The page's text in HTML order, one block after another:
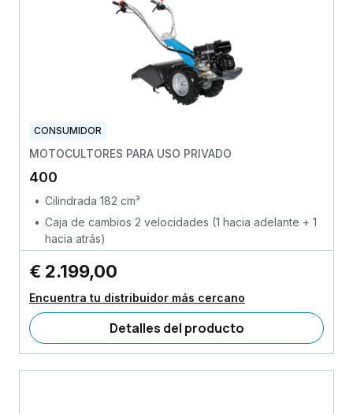
CONSUMIDOR
MOTOCULTORES PARA USO PRIVADO
400
Cilindrada 182 cm³
Caja de cambios 2 velocidades (1 hacia adelante + 1
hacia atrás)
€ 2.199,00
Encuentra tu distribuidor más cercano
Detalles del producto